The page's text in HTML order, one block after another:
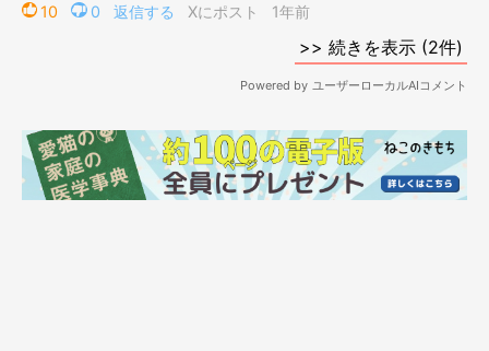
たろう。
登場人物